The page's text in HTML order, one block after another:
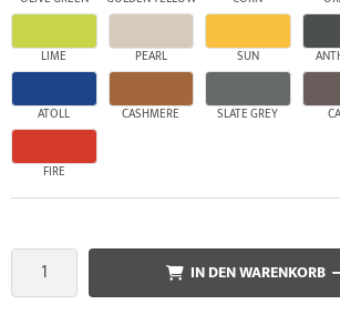
LIME PEARL SUN
ATOLL CASHMERE SLATE GREY
FIRE
IN DEN WARENKORB